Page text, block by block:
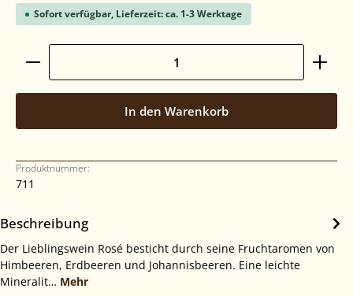
Sofort verfügbar, Lieferzeit: ca. 1-3 Werktage
Produkt Anzahl: Gib den gewünschten Wert ein
In den Warenkorb
Produktnummer:
711
Beschreibung
Der Lieblingswein Rosé besticht durch seine Fruchtaromen von
Himbeeren, Erdbeeren und Johannisbeeren. Eine leichte
Mineralit… Mehr